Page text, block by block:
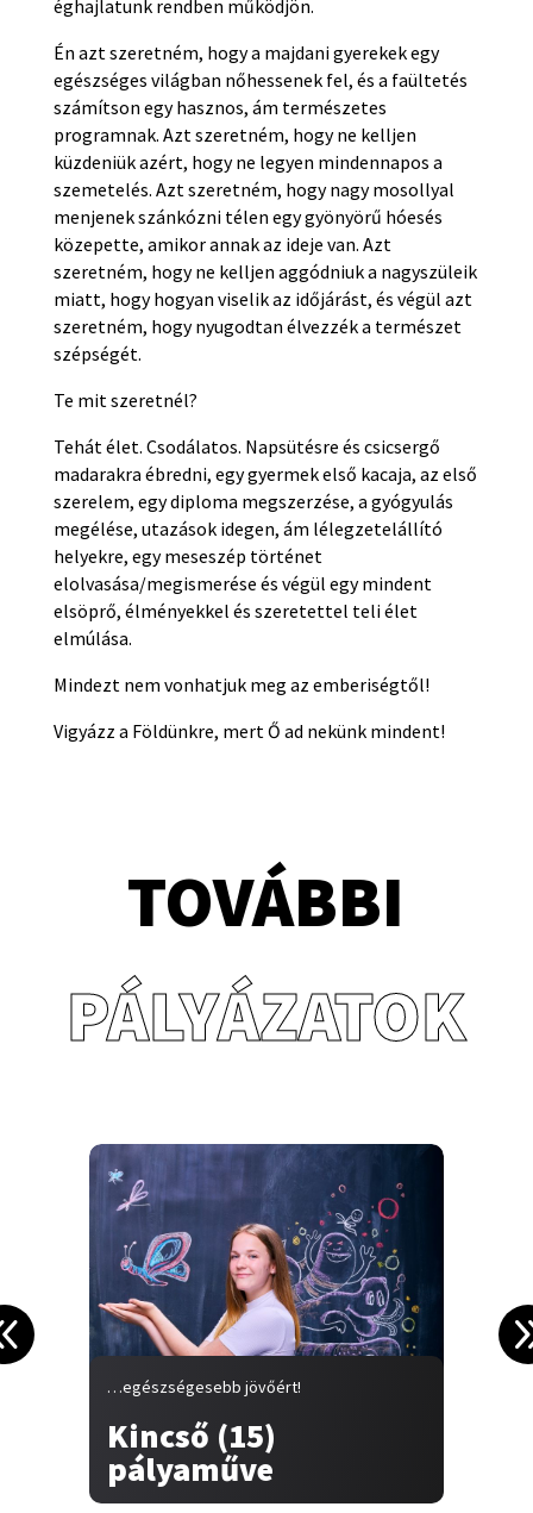
éghajlatunk rendben működjön.
Én azt szeretném, hogy a majdani gyerekek egy
egészséges világban nőhessenek fel, és a faültetés
számítson egy hasznos, ám természetes
programnak. Azt szeretném, hogy ne kelljen
küzdeniük azért, hogy ne legyen mindennapos a
szemetelés. Azt szeretném, hogy nagy mosollyal
menjenek szánkózni télen egy gyönyörű hóesés
közepette, amikor annak az ideje van. Azt
szeretném, hogy ne kelljen aggódniuk a nagyszüleik
miatt, hogy hogyan viselik az időjárást, és végül azt
szeretném, hogy nyugodtan élvezzék a természet
szépségét.
Te mit szeretnél?
Tehát élet. Csodálatos. Napsütésre és csicsergő
madarakra ébredni, egy gyermek első kacaja, az első
szerelem, egy diploma megszerzése, a gyógyulás
megélése, utazások idegen, ám lélegzetelállító
helyekre, egy meseszép történet
elolvasása/megismerése és végül egy mindent
elsöprő, élményekkel és szeretettel teli élet
elmúlása.
Mindezt nem vonhatjuk meg az emberiségtől!
Vigyázz a Földünkre, mert Ő ad nekünk mindent!
TOVÁBBI
PÁLYÁZATOK
…egészségesebb jövőért!
Kincső (15)
pályaműve